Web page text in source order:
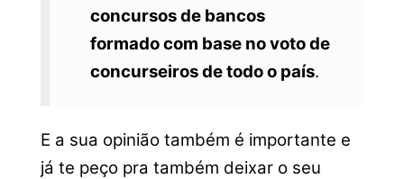
concursos de bancos
formado com base no voto de
concurseiros de todo o país.
E a sua opinião também é importante e
já te peço pra também deixar o seu